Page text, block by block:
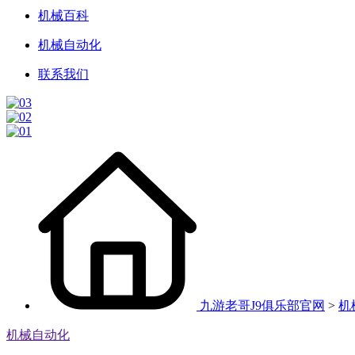
机械百科
机械自动化
联系我们
九游老哥J9俱乐部官网 > 机
机械自动化